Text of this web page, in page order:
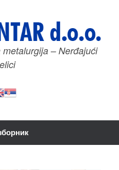
– Nerđajući